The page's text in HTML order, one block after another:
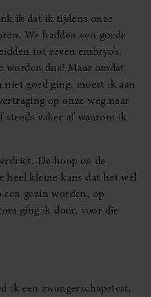
ik dat ik tijdens onze
We hadden een goede
tot zeven embryo’s.
worden dus! Maar omdat
goed ging, moest ik aan
op onze weg naar
vaker af waarom ik
De hoop en de
heel kleine kans dat het wél
gezin worden, op
ging ik door, voor die
ik een zwangerschapstest,